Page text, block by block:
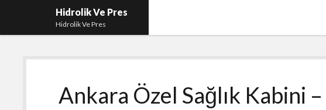
Hidrolik Ve Pres
Hidrolik Ve Pres
Ankara Özel Sağlık Kabini